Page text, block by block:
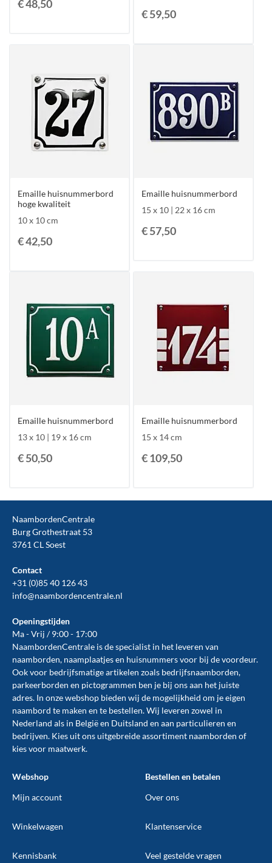
€ 48,50
€ 59,50
Emaille huisnummerbord
hoge kwaliteit
10 x 10 cm
€ 42,50
Emaille huisnummerbord
15 x 10 | 22 x 16 cm
€ 57,50
Emaille huisnummerbord
13 x 10 | 19 x 16 cm
€ 50,50
Emaille huisnummerbord
15 x 14 cm
€ 109,50
NaambordenCentrale
Burg Grothestraat 53
3761 CL Soest
Contact
+31 (0)85 40 126 43
info@naambordencentrale.nl
Openingstijden
Ma - Vrij / 9:00 - 17:00
NaambordenCentrale is de specialist in het leveren van
naamborden, naamplaatjes en huisnummers voor bij devoordeur.
Ook voor bedrijfsmatige artikelen zoals bedrijfsnaamborden,
parkeerborden en pictogrammen ben je bij ons aan het juiste
adres. In onze webshop bieden wij de mogelijkheid om je eigen
naambord te maken en te bestellen. Wij leveren zowel in
Nederland als in België en Duitsland en aan particulieren en
bedrijven. Kies uit ons uitgebreide assortiment naamborden of
kies voor maatwerk.
Webshop
Mijn account
Winkelwagen
Kennisbank
Bestellen en betalen
Over ons
Klantenservice
Veel gestelde vragen